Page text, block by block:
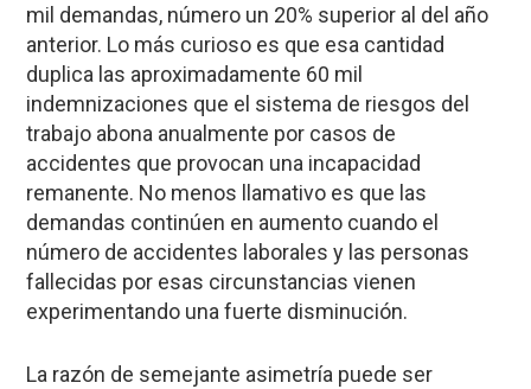
mil demandas, número un 20% superior al del año
anterior. Lo más curioso es que esa cantidad
duplica las aproximadamente 60 mil
indemnizaciones que el sistema de riesgos del
trabajo abona anualmente por casos de
accidentes que provocan una incapacidad
remanente. No menos llamativo es que las
demandas continúen en aumento cuando el
número de accidentes laborales y las personas
fallecidas por esas circunstancias vienen
experimentando una fuerte disminución.
La razón de semejante asimetría puede ser